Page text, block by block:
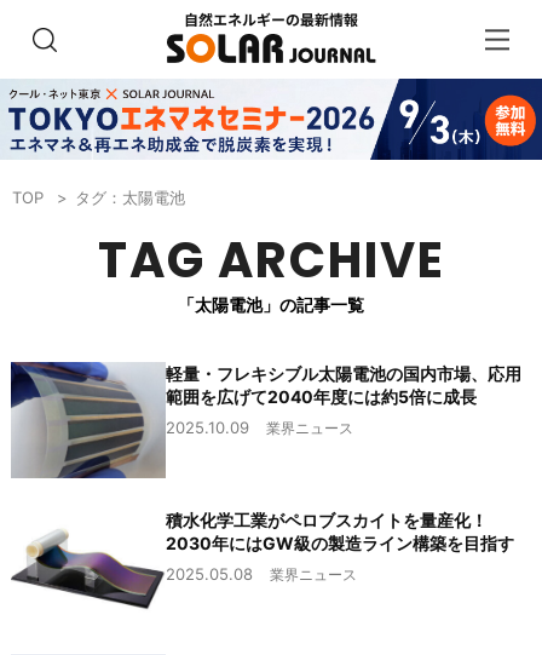
TOP タグ：太陽電池
TAG ARCHIVE
「太陽電池」の記事一覧
軽量・フレキシブル太陽電池の国内市場、応用
範囲を広げて2040年度には約5倍に成長
2025.10.09 業界ニュース
積水化学工業がペロブスカイトを量産化！
2030年にはGW級の製造ライン構築を目指す
2025.05.08 業界ニュース